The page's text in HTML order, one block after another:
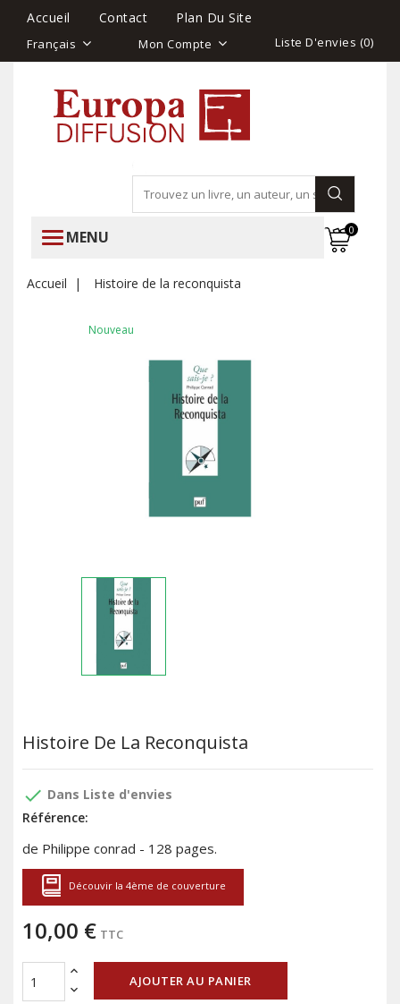
Accueil Contact Plan Du Site
Français Mon Compte Liste D'envies (0)
MENU 0
Accueil Histoire de la reconquista
Nouveau
Histoire De La Reconquista
done Dans Liste d'envies
Référence:
de Philippe conrad - 128 pages.
Découvir la 4ème de couverture
10,00 € TTC
AJOUTER AU PANIER